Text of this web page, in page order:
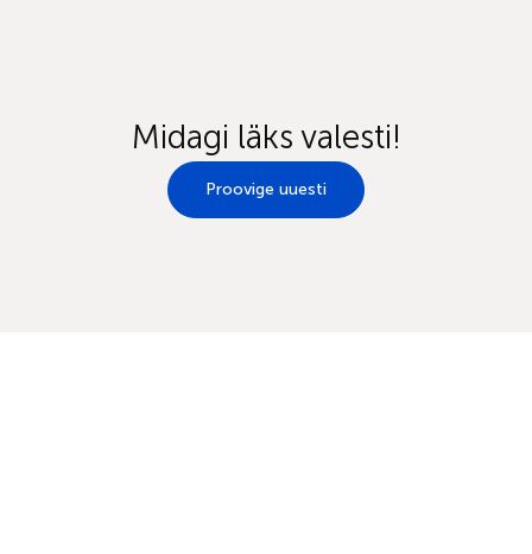
Midagi läks valesti!
Proovige uuesti